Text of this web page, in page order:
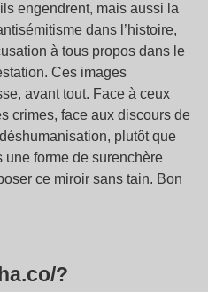
engendrent, mais aussi la
dans l’histoire,
à tous propos dans le
Ces images
avant tout. Face à ceux
crimes, face aux discours de
plutôt que
forme de surenchère
ce miroir sans tain. Bon
?